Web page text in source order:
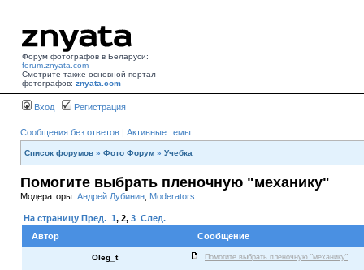
Форум фотографов в Беларуси:
forum.znyata.com
Смотрите также основной портал
фотографов: znyata.com
Вход Регистрация
Сообщения без ответов | Активные темы
Список форумов » Фото Форум » Учебка
Помогите выбрать пленочную "механику"
Модераторы: Андрей Дубинин Moderators
На страницу Пред. 1, 2, 3 След.
Автор
Сообщение
Oleg_t Помогите выбрать пленочную "механику"